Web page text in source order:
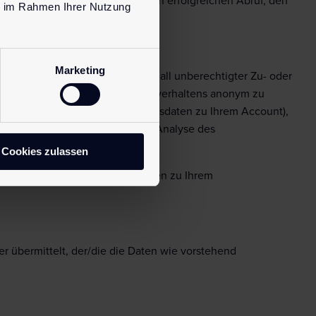
Rahmen Ihrer Nutzung
Marketing
Cookies zulassen
Provider.
insbesondere für den Fall unberechtigter Zu- oder
und des Nutzerverhaltens anonym zu
eingeben (z.B. Zugangsdaten zu Ihrem Account),
Nutzerinteressen sowie die Analyse des
Weitere Informationen zu Ihrem
übermittelt, der/die die Daten wie vorstehend